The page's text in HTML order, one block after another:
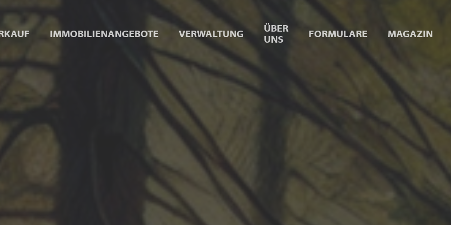
IMMOBILIENANGEBOTE VERWALTUNG
ÜBER
UNS
FORMULARE MAGAZIN